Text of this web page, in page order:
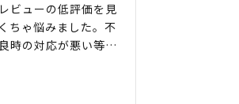
ビューの低評価を見
ちゃ悩みました。不
時の対応が悪い等…